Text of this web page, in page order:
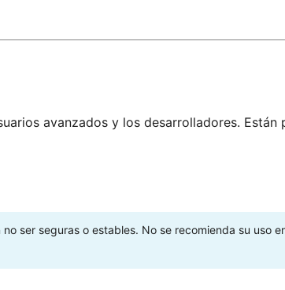
avanzados y los desarrolladores. Están
ser seguras o estables. No se recomienda su uso